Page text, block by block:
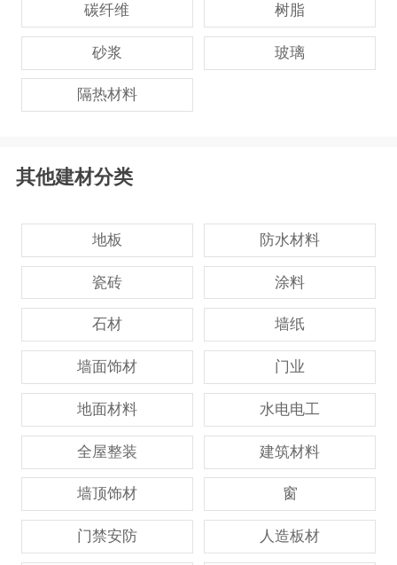
碳纤维 树脂
砂浆 玻璃
隔热材料
其他建材分类
地板 防水材料
瓷砖 涂料
石材 墙纸
墙面饰材 门业
地面材料 水电电工
全屋整装 建筑材料
墙顶饰材 窗
门禁安防 人造板材